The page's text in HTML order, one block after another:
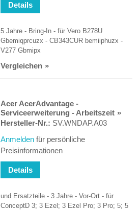
Details
5 Jahre - Bring-In - für Vero B278U
Gbemiqprcuzx - CB343CUR bemiiphuzx -
V277 Gbmipx
Vergleichen
Acer AcerAdvantage -
Serviceerweiterung - Arbeitszeit
Hersteller-Nr.: SV.WNDAP.A03
Anmelden für persönliche
Preisinformationen
Details
und Ersatzteile - 3 Jahre - Vor-Ort - für
ConceptD 3; 3 Ezel; 3 Ezel Pro; 3 Pro; 5; 5